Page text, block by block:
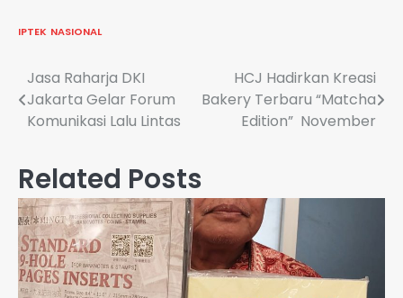
IPTEK NASIONAL
Navigasi
pos
Jasa Raharja DKI
Jakarta Gelar Forum
Komunikasi Lalu Lintas
HCJ Hadirkan Kreasi
Bakery Terbaru “Matcha
Edition” November
Related Posts